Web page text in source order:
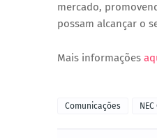
mercado,
possam alcançar o
Mais informações
Comunicações